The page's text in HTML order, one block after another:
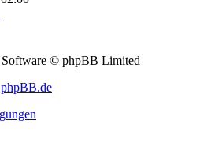
© phpBB Limited
phpBB.de